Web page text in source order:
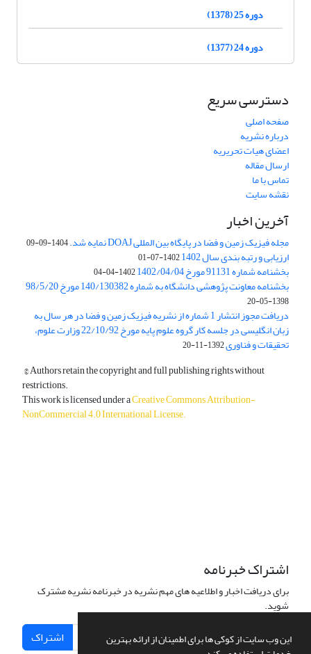
این وب سایت از کوکی ها برای اطمینان از ارائه بهترین
دوره 25 (1378)
دوره 24 (1377)
دسترسی سریع
صفحه اصلی
درباره نشریه
اعضای هیات تحریریه
ارسال مقاله
تماس با ما
نقشه سایت
آخرین اخبار
مجله فیزیک زمین و فضا در پایگاه بین المللی DOAJ نمایه شد. 1404-09-09
ارزیابی و رتبه بندی سال 1402 1402-07-01
بخشنامه شماره 91131 مورخ 1402/04/04 1402-04-04
بخشنامه معاونت پژوهشی دانشگاه به شماره 140/130382 مورخ 98/5/20
1398-05-20
دریافت مجوز انتشار 1 شماره از نشریه فیزیک زمین و فضا در هر سال به
زبان انگلیسی در جلسه کار گروه علوم پایه مورخ 22/10/92 وزارت علوم،
تحقیقات و فناوری1392-11-20
© Authors retain the copyright and full publishing rights without
restrictions.
This work is licensed under aCreative Commons Attribution-
NonCommercial 4.0 International License.
اشتراک خبرنامه
برای دریافت اخبار و اطلاعیه های مهم نشریه در خبرنامه نشریه مشترک
شوید.
اشتراک